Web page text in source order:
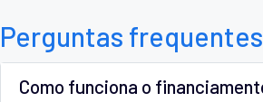
Perguntas frequentes
Como funciona o